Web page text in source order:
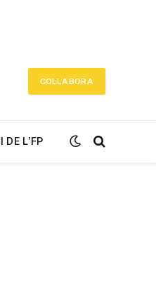
COL·LABORA
DE L’FP